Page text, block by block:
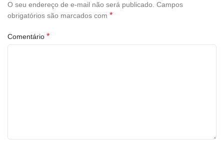
O seu endereço de e-mail não será publicado. Campos
obrigatórios são marcados com *
Comentário *